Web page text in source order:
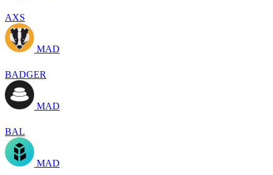
AXS
MAD
BADGER
MAD
BAL
MAD